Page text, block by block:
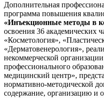
Дополнительная
программа повышения
«Инъекционные методы в
освоения 36 академических
«Косметология»,
«Дерматовенерология»,
некоммерческой
профессионального
медицинский центр»,
нормативно-методической
содержание, организацию и